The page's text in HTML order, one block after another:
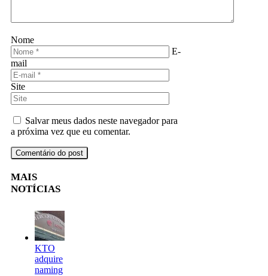
Nome
E-
mail
Site
Salvar meus dados neste navegador para
a próxima vez que eu comentar.
MAIS
NOTÍCIAS
KTO
adquire
naming